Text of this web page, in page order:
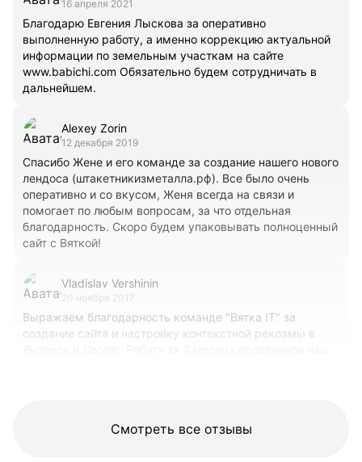
16 апреля 2021
Благодарю Евгения Лыскова за оперативно
выполненную работу, а именно коррекцию актуальной
информации по земельным участкам на сайте
www.babichi.com Обязательно будем сотрудничать в
дальнейшем.
Alexey Zorin
12 декабря 2019
Спасибо Жене и его команде за создание нашего нового
лендоса (штакетникизметалла.рф). Все было очень
оперативно и со вкусом, Женя всегда на связи и
помогает по любым вопросам, за что отдельная
благодарность. Скоро будем упаковывать полноценный
сайт с Вяткой!
Vladislav Vershinin
20 ноября 2017
Выражаем благодарность команде "Вятка IT" за
создание сайта и настройку контекстной рекламы в
Смотреть все отзывы